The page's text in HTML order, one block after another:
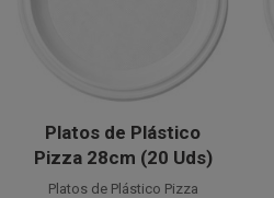
Platos de Plástico
Pizza 28cm (20 Uds)
Platos de Plástico Pizza